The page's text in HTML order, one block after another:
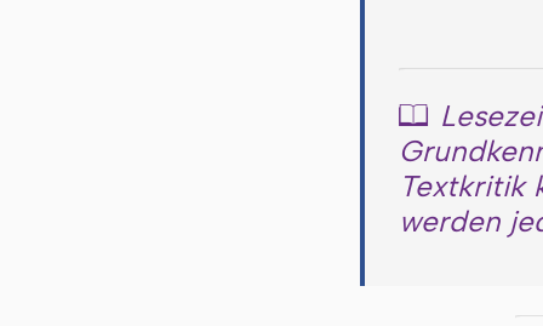
📖
Textkritik
werden